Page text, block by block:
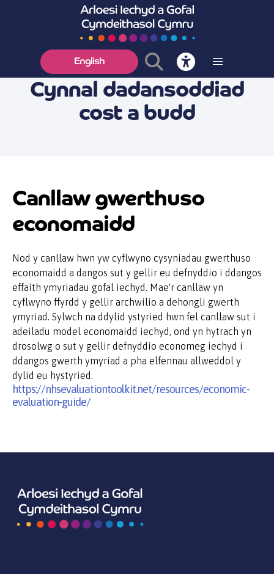
English
Cynnal dadansoddiad
cost a budd
Canllaw gwerthuso
economaidd
Nod y canllaw hwn yw cyflwyno cysyniadau gwerthuso
economaidd a dangos sut y gellir eu defnyddio i ddangos
effaith ymyriadau gofal iechyd. Mae'r canllaw yn
cyflwyno ffyrdd y gellir archwilio a dehongli gwerth
ymyriad. Sylwch na ddylid ystyried hwn fel canllaw sut i
adeiladu model economaidd iechyd, ond yn hytrach yn
drosolwg o sut y gellir defnyddio economeg iechyd i
ddangos gwerth ymyriad a pha elfennau allweddol y
dylid eu hystyried.
https://nhsevaluationtoolkit.net/resources/economic-
evaluation-guide/